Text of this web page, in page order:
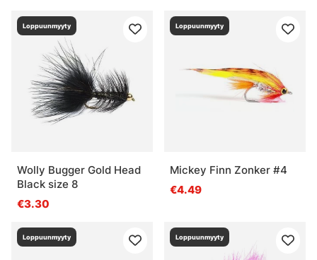
Loppuunmyyty
Wolly Bugger Gold Head
Black size 8
€3.30
Loppuunmyyty
Mickey Finn Zonker #4
€4.49
Loppuunmyyty Loppuunmyyty